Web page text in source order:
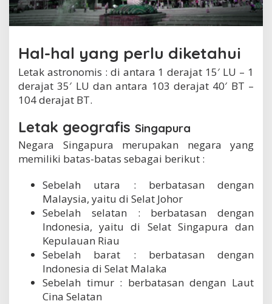
r
a
Hal-hal yang perlu diketahui
Letak astronomis : di antara 1 derajat 15′ LU – 1
derajat 35′ LU dan antara 103 derajat 40′ BT –
104 derajat BT.
Letak geografis Singapura
Negara Singapura merupakan negara yang
memiliki batas-batas sebagai berikut :
Sebelah utara : berbatasan dengan
Malaysia, yaitu di Selat Johor
Sebelah selatan : berbatasan dengan
Indonesia, yaitu di Selat Singapura dan
Kepulauan Riau
Sebelah barat : berbatasan dengan
Indonesia di Selat Malaka
Sebelah timur : berbatasan dengan Laut
Cina Selatan